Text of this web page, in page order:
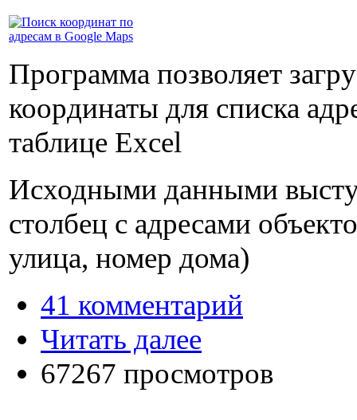
Программа позволяет
координаты для списка
таблице Excel
Исходными данными
столбец с адресами
улица, номер дома)
41 комментарий
Читать далее
67267 просмотров